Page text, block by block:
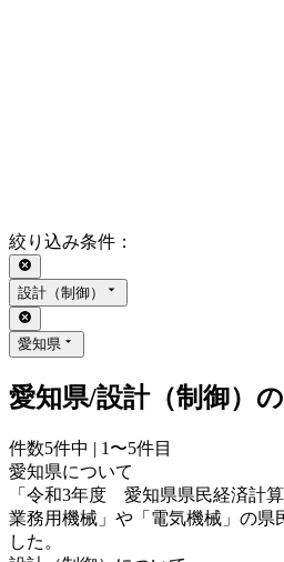
絞り込み条件 ：
設計（制御）
愛知県
愛知県/設計（制御）
件数5件中 | 1〜5件目
愛知県について
「令和3年度 愛知県県民経済計
業務用機械」や「電気機械」の県
した。